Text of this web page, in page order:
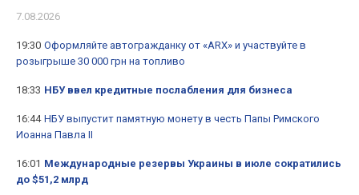
7.08.2026
19:30 Оформляйте автогражданку от «ARX» и участвуйте в
розыгрыше 30 000 грн на топливо
18:33 НБУ ввел кредитные послабления для бизнеса
16:44 НБУ выпустит памятную монету в честь Папы Римского
Иоанна Павла II
16:01 Международные резервы Украины в июле сократились
до $51,2 млрд